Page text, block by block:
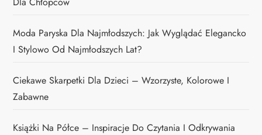
Moda Paryska Dla Najmłodszych: Jak Wyglądać Elegancko
I Stylowo Od Najmłodszych Lat?
Ciekawe Skarpetki Dla Dzieci – Wzorzyste, Kolorowe I
Zabawne
Książki Na Półce – Inspiracje Do Czytania I Odkrywania